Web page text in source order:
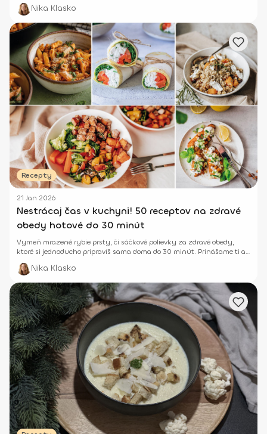
Nika Klasko
Recepty
21 Jan 2026
Nestrácaj čas v kuchyni! 50 receptov na zdravé
obedy hotové do 30 minút
Vymeň mrazené rybie prsty, či sáčkové polievky za zdravé obedy,
ktoré si jednoducho pripravíš sama doma do 30 minút. Prinášame ti až
24 inšpirácií. ;-)
Nika Klasko